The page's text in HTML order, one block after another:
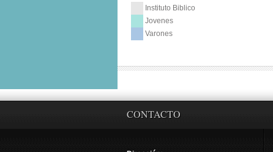
Instituto Biblico
Jovenes
Varones
CONTACTO